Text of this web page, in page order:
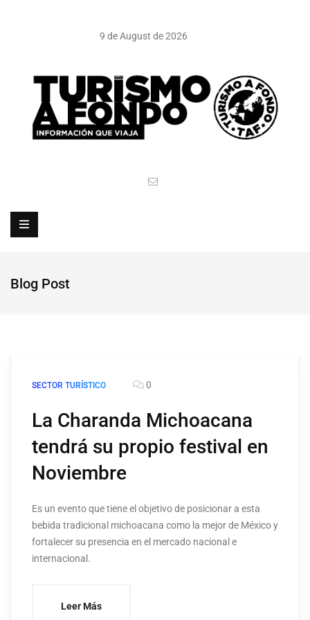
9 de August de 2026
Blog Post
SECTOR TURÍSTICO 0
La Charanda Michoacana
tendrá su propio festival en
Noviembre
Es un evento que tiene el objetivo de posicionar a esta
bebida tradicional michoacana como la mejor de México y
fortalecer su presencia en el mercado nacional e
internacional.
Leer Más